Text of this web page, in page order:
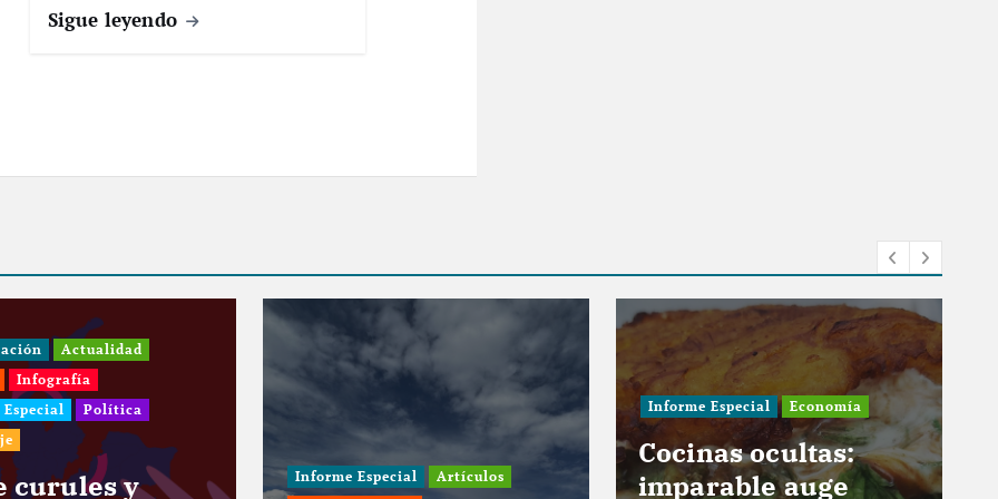
Sigue leyendo
Informe Especial
Artículos
Economía
Cocinas ocultas:
imparable auge